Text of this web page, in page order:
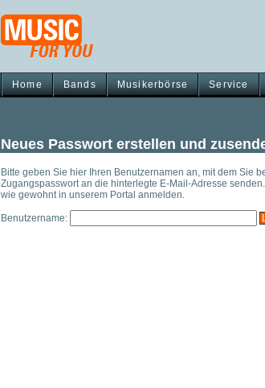
Home Bands Musikerbörse Service
Neues Passwort erstellen und
Bitte geben Sie hier Ihren Benutzernamen an, mit dem Sie
Zugangspasswort an die hinterlegte E-Mail-Adresse
wie gewohnt in unserem Portal anmelden.
Benutzername: